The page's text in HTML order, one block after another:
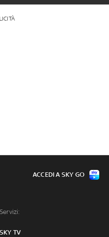
Servizi:
SKY TV
ACCEDI A SKY GO